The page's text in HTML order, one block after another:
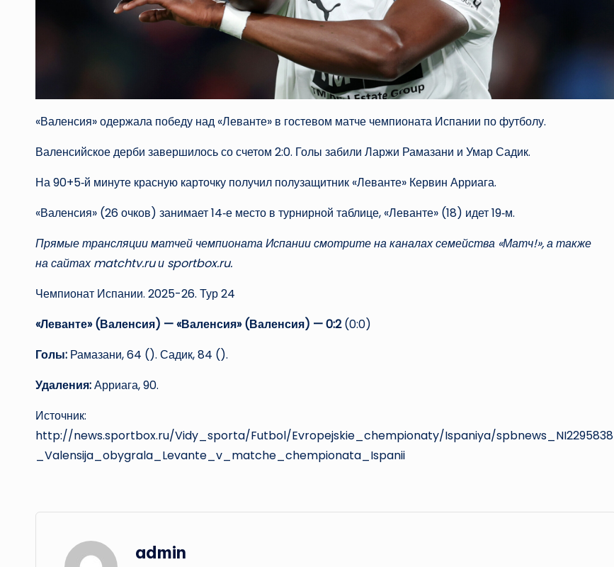
«Валенсия» одержала победу над «Леванте» в гостевом матче чемпионата Испании по футболу.
Валенсийское дерби завершилось со счетом 2:0. Голы забили Ларжи Рамазани и Умар Садик.
На 90+5‑й минуте красную карточку получил полузащитник «Леванте» Кервин Арриага.
«Валенсия» (26 очков) занимает 14‑е место в турнирной таблице, «Леванте» (18) идет 19‑м.
Прямые трансляции матчей чемпионата Испании смотрите на каналах семейства «Матч!», а также
на сайтах matchtv.ru и sportbox.ru.
Чемпионат Испании. 2025-26. Тур 24
«Леванте» (Валенсия) — «Валенсия» (Валенсия) — 0:2(0:0)
Голы: Рамазани, 64 (). Садик, 84 ().
Удаления:Арриага, 90.
Источник:
http://news.sportbox.ru/Vidy_sporta/Futbol/Evropejskie_chempionaty/Ispaniya/spbnews_NI2295838
_Valensija_obygrala_Levante_v_matche_chempionata_Ispanii
admin